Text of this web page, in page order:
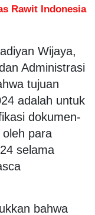
Rawit Indonesia
Wijaya,
Administrasi
tujuan
adalah untuk
dokumen-
para
selama
bahwa